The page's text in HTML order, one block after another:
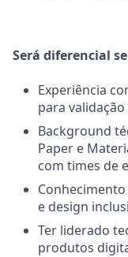
Será diferencial
Experiência
para
Background
Paper e
com times de
e design
Ter liderado
produtos